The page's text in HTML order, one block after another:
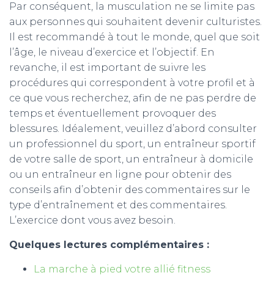
Par conséquent, la musculation ne se limite pas
aux personnes qui souhaitent devenir culturistes.
Il est recommandé à tout le monde, quel que soit
l’âge, le niveau d’exercice et l’objectif. En
revanche, il est important de suivre les
procédures qui correspondent à votre profil et à
ce que vous recherchez, afin de ne pas perdre de
temps et éventuellement provoquer des
blessures. Idéalement, veuillez d’abord consulter
un professionnel du sport, un entraîneur sportif
de votre salle de sport, un entraîneur à domicile
ou un entraîneur en ligne pour obtenir des
conseils afin d’obtenir des commentaires sur le
type d’entraînement et des commentaires.
L’exercice dont vous avez besoin.
Quelques lectures complémentaires :
La marche à pied votre allié fitness